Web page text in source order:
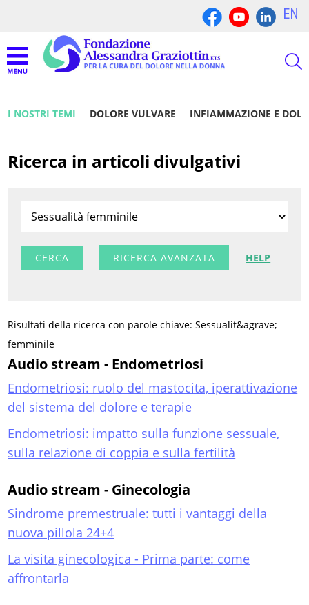
EN
I NOSTRI TEMI DOLORE VULVARE INFIAMMAZIONE E
Ricerca in articoli divulgativi
RICERCA AVANZATA HELP
Risultati della ricerca con parole chiave: Sessualit&agrave;
femminile
Audio stream - Endometriosi
Endometriosi: ruolo del mastocita, iperattivazione
del sistema del dolore e terapie
Endometriosi: impatto sulla funzione sessuale,
sulla relazione di coppia e sulla fertilità
Audio stream - Ginecologia
Sindrome premestruale: tutti i vantaggi della
nuova pillola 24+4
La visita ginecologica - Prima parte: come
affrontarla